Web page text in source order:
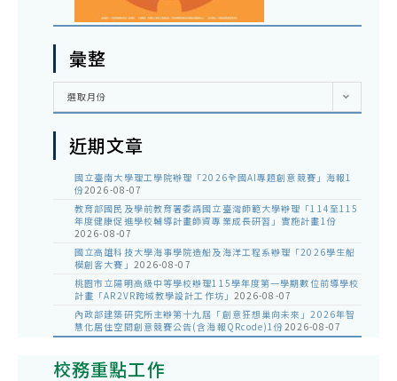
彙整
彙
選取月份
近期文章
國立臺南大學理工學院辦理「2026全國AI專題創意競賽」海報1
份2026-08-07
教育部國民及學前教育署委請國立臺灣師範大學辦理「114至115
年度健康促進學校輔導計畫師資專業成長研習」實施計畫1份
2026-08-07
國立高雄科技大學海事學院造船及海洋工程系辦理「2026學生船
模創客大賽」 2026-08-07
桃園市立陽明高級中等學校辦理115學年度第一學期數位前導學校
計畫「AR2VR跨域教學設計工作坊」 2026-08-07
內政部建築研究所主辦第十九屆「創意狂想巢向未來」2026年智
慧化居住空間創意競賽公告(含海報QRcode)1份2026-08-07
校務重點工作